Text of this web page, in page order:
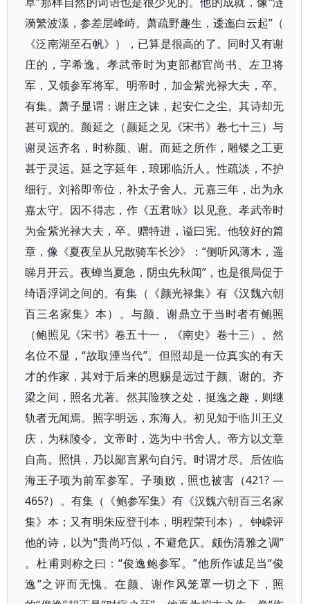
漪繁波漾，参差层峰峙。萧疏野趣生，逶迤白云起”​（​
《泛南湖至石帆》​）​，已算是很高的了。同时又有谢
庄的，字希逸。孝武帝时为吏部都官尚书、左卫将
军，又领参军将军。明帝时，加金紫光禄大夫，卒。
有集。萧子显谓：谢庄之诔，起安仁之尘。其诗却无
甚可观的。颜延之（颜延之见《宋书》卷七十三）与
谢灵运齐名，时称颜、谢。而延之所作，雕镂之工更
甚于灵运。延之字延年，琅琊临沂人。性疏淡，不护
细行。刘裕即帝位，补太子舍人。元嘉三年，出为永
嘉太守。因不得志，作《五君咏》以见意。孝武帝时
为金紫光禄大夫，卒。赠特进，谥曰宪。他较好的篇
章，像《夏夜呈从兄散骑车长沙》​：​“侧听风薄木，遥
睇月开云。夜蝉当夏急，阴虫先秋闻”​，也是很局促于
绮语浮词之间的。有集（​《颜光禄集》有《汉魏六朝
百三名家集》本）​。与颜、谢鼎立于当时者有鲍照
（鲍照见《宋书》卷五十一，​《南史》卷十三）​。然
名位不显，​“故取湮当代”​。但照却是一位真实的有天
才的作家，其对于后来的恩赐是远过于颜、谢的。齐
梁之间，照名尤著。然其险狭之处，挺逸之趣，则继
轨者无闻焉。照字明远，东海人。初见知于临川王义
庆，为秣陵令。文帝时，选为中书舍人。帝方以文章
自高。照惧，乃以鄙言累句自污。时谓才尽。后佐临
海王子顼为前军参军。子顼败，照也被害（421? —
465?）​。有集（​《鲍参军集》有《汉魏六朝百三名家
集》本；又有明朱应登刊本，明程荣刊本）​。钟嵘评
他的诗，以为“贵尚巧似，不避危仄。颇伤清雅之调”​
。杜甫则称之曰：​“俊逸鲍参军。​”他所作诚足当“俊
逸”之评而无愧。在颜、谢作风笼罩一切之下，照